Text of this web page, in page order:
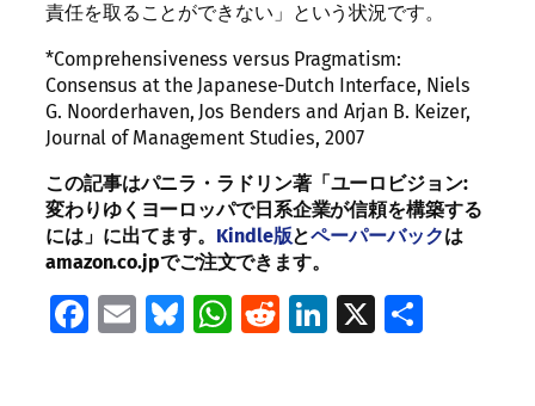
責任を取ることができない」という状況です。
*Comprehensiveness versus Pragmatism:
Consensus at the Japanese-Dutch Interface, Niels
G. Noorderhaven, Jos Benders and Arjan B. Keizer,
Journal of Management Studies, 2007
この記事はパニラ・ラドリン著「ユーロビジョン:
変わりゆくヨーロッパで日系企業が信頼を構築する
には」に出てます。 Kindle版とペーパーバックは
amazon.co.jpでご注文できます。
Facebook
EmailBluesky
WhatsApp
RedditLinkedIn
X